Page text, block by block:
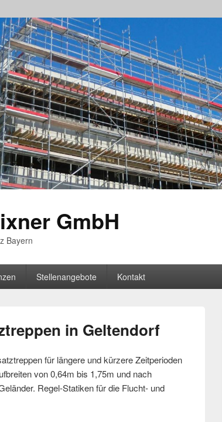
GmbH
Bayern
Stellenangebote Kontakt
in Geltendorf
für längere und kürzere Zeitperioden
von 0,64m bis 1,75m und nach
Regel-Statiken für die Flucht- und